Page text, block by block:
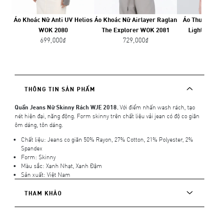
Áo Khoác Nữ Anti UV Helios
WOK 2080
699,000₫
Áo Khoác Nữ Airlayer Raglan
The Explorer WOK 2081
729,000₫
Áo Thun Nữ
Light
THÔNG TIN SẢN PHẨM
Quần Jeans Nữ Skinny Rách WJE 2018. Với điểm nhấn wash rách, tạo
nét hiện đại, năng động. Form skinny trên chất liệu vải jean có độ co giãn
ôm dáng, tôn dáng.
Chất liệu: Jeans co giãn 50% Rayon, 27% Cotton, 21% Polyester, 2%
Spandex
Form: Skinny
Màu sắc: Xanh Nhạt, Xanh Đậm
Sản xuất: Việt Nam
THAM KHẢO